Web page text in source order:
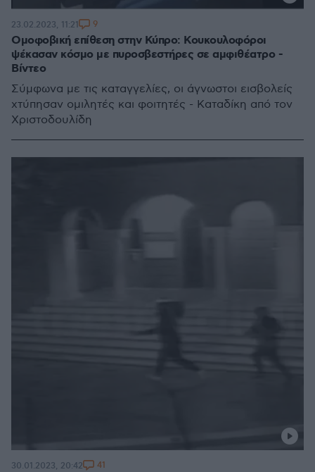
Ομοφοβική επίθεση στην Κύπρο: Κουκουλοφόροι
ψέκασαν κόσμο με πυροσβεστήρες σε αμφιθέατρο -
Βίντεο
Σύμφωνα με τις καταγγελίες, οι άγνωστοι εισβολείς
χτύπησαν ομιλητές και φοιτητές - Καταδίκη από τον
Χριστοδουλίδη
23.02.2023, 11:21 9
30.01.2023, 20:42 41